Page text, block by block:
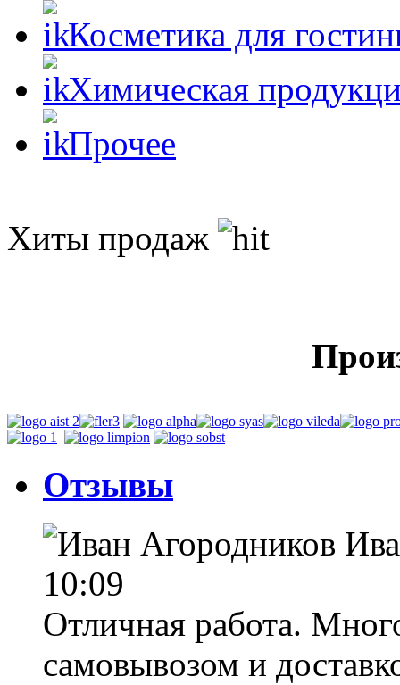
Косметика для
Химическая
Прочее
Хиты продаж
Отзывы
10:09
Отличная работа.
самовывозом и